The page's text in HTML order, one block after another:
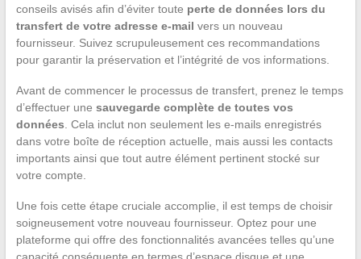
conseils avisés afin d’éviter toute perte de données lors du
transfert de votre adresse e-mail vers un nouveau
fournisseur. Suivez scrupuleusement ces recommandations
pour garantir la préservation et l’intégrité de vos informations.
Avant de commencer le processus de transfert, prenez le temps
d’effectuer une sauvegarde complète de toutes vos
données . Cela inclut non seulement les e-mails enregistrés
dans votre boîte de réception actuelle, mais aussi les contacts
importants ainsi que tout autre élément pertinent stocké sur
votre compte.
Une fois cette étape cruciale accomplie, il est temps de choisir
soigneusement votre nouveau fournisseur. Optez pour une
plateforme qui offre des fonctionnalités avancées telles qu’une